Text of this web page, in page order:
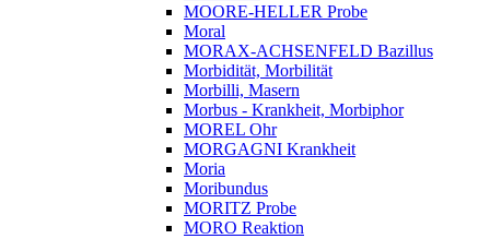
MOORE-HELLER Probe
Moral
MORAX-ACHSENFELD Bazillus
Morbidität, Morbilität
Morbilli, Masern
Morbus - Krankheit, Morbiphor
MOREL Ohr
MORGAGNI Krankheit
Moria
Moribundus
MORITZ Probe
MORO Reaktion